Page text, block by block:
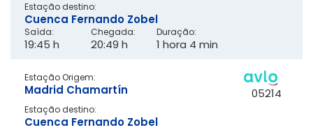
Saída:
19:45 h
Chegada:
20:49 h
Duração:
1 hora 4 min
Estação destino:
Cuenca Fernando Zobel
05214
Estação Origem:
Madrid Chamartín
Estação destino:
Cuenca Fernando Zobel